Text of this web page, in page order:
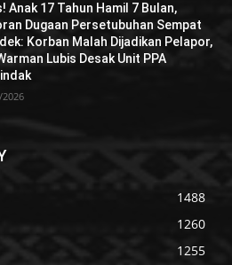
Anak 17 Tahun Hamil 7 Bulan,
Dugaan Persetubuhan Sempat
Korban Malah Dijadikan Pelapor,
Lubis Desak Unit PPA
1488
1260
1255